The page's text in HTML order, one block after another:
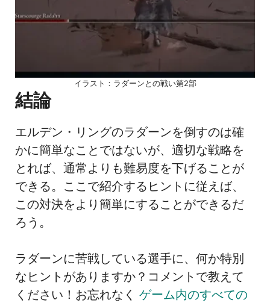
イラスト：ラダーンとの戦い第2部
結論
エルデン・リングのラダーンを倒すのは確
かに簡単なことではないが、適切な戦略を
とれば、通常よりも難易度を下げることが
できる。ここで紹介するヒントに従えば、
この対決をより簡単にすることができるだ
ろう。
ラダーンに苦戦している選手に、何か特別
なヒントがありますか？コメントで教えて
ください！お忘れなく ゲーム内のすべての